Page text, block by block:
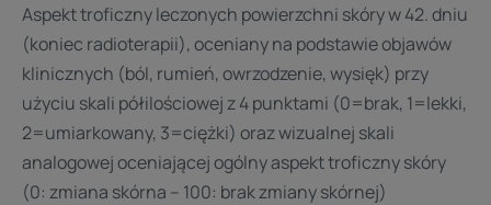
Aspekt troficzny leczonych powierzchni skóry w 42. dniu
(koniec radioterapii), oceniany na podstawie objawów
klinicznych (ból, rumień, owrzodzenie, wysięk) przy
użyciu skali półilościowej z 4 punktami (0=brak, 1=lekki,
2=umiarkowany, 3=ciężki) oraz wizualnej skali
analogowej oceniającej ogólny aspekt troficzny skóry
(0: zmiana skórna – 100: brak zmiany skórnej)